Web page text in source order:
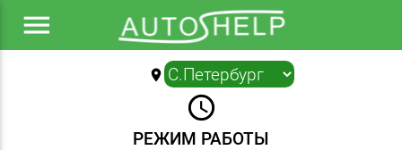
menu
location_on ▼
query_builder
РЕЖИМ РАБОТЫ